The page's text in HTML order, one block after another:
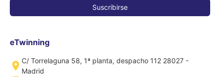
eTwinning
C/ Torrelaguna 58, 1ª planta, despacho 112 28027 -
Madrid